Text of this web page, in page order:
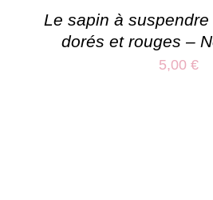
Le sapin à
dorés et rouges –
5,00 €